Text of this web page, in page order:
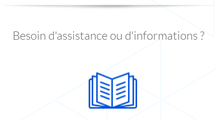
Besoin d'assistance ou d'informations ?